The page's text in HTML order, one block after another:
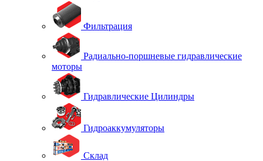
Фильтрация
Радиально-поршневые гидравлические
моторы
Гидравлические Цилиндры
Гидроаккумуляторы
Склад